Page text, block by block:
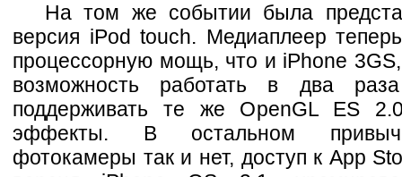
На том же событии была
версия iPod touch. Медиаплеер
процессорную мощь, что и iPhone
возможность работать в два
поддерживать те же OpenGL ES
эффекты. В остальном
фотокамеры так и нет, доступ к App